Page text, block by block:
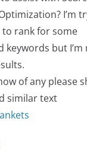
I’m
to rank for some
keywords but I’m
of any please
similar text